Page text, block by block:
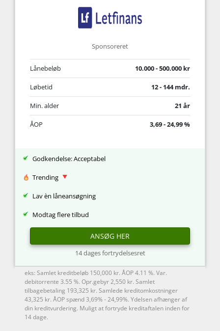
Sponsoreret
Lånebeløb 10.000 - 500.000 kr
Løbetid 12 - 144 mdr.
Min. alder 21 år
ÅOP 3,69 - 24,99 %
Godkendelse: Acceptabel
Trending
Lav èn låneansøgning
Modtag flere tilbud
ANSØG HER
14 dages fortrydelsesret
eks: Samlet kreditbeløb 150,000 kr. ÅOP 4.11 %. Var.
debitorrente 3.55 %. Opr.gebyr 2,550 kr. Samlet
tilbagebetaling 193,325 kr. Samlede kreditomkostninger
43,325 kr. ÅOP spænd 3,69% - 24,99%. Ydelsen afhænger af
din kreditvurdering. Muligt at fortryde kreditaftalen inden for
14 dage.